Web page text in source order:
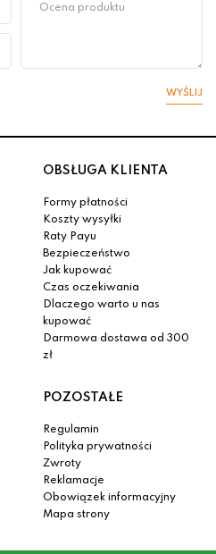
WYŚLIJ
OBSŁUGA KLIENTA
Formy płatności
Koszty wysyłki
Raty Payu
Bezpieczeństwo
Jak kupować
Czas oczekiwania
Dlaczego warto u nas
kupować
Darmowa dostawa od 300
zł
POZOSTAŁE
Regulamin
Polityka prywatności
Zwroty
Reklamacje
Obowiązek informacyjny
Mapa strony